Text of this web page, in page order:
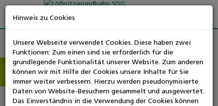
Suchen
nach:
Adventszauber auf schmaler
Spur – mit dem Lößnitzdackel
durch den Abend
Hinweis zu Cookies
Unsere Webseite verwendet Cookies. Diese haben zwei
Funktionen: Zum einen sind sie erforderlich für die
grundlegende Funktionalität unserer Website. Zum anderen
können wir mit Hilfe der Cookies unsere Inhalte für Sie
immer weiter verbessern. Hierzu werden pseudonymisierte
Daten von Website-Besuchern gesammelt und ausgewertet.
Das Einverständnis in die Verwendung der Cookies können